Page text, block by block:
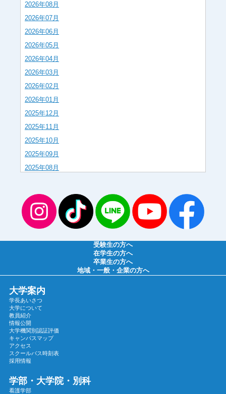
2026年08月
2026年07月
2026年06月
2026年05月
2026年04月
2026年03月
2026年02月
2026年01月
2025年12月
2025年11月
2025年10月
2025年09月
2025年08月
2025年06月
2025年05月
2025年04月
2024年12月
2024年11月
2024年10月
2024年09月
2024年08月
2024年07月
2024年06月
2024年04月
受験生の方へ
在学生の方へ
卒業生の方へ
地域・一般・企業の方へ
大学案内
学長あいさつ
大学について
教員紹介
情報公開
大学機関別認証評価
キャンパスマップ
アクセス
スクールバス時刻表
採用情報
学部・大学院・別科
看護学部